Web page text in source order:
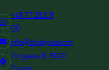
+41 77 253 11
00
info@studypeak.ch
Torgasse 8, 8001